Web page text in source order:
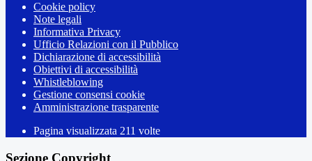
Cookie policy
Note legali
Informativa Privacy
Ufficio Relazioni con il Pubblico
Dichiarazione di accessibilità
Obiettivi di accessibilità
Whistleblowing
Gestione consensi cookie
Amministrazione trasparente
Pagina visualizzata 211 volte
Sezione Copyright